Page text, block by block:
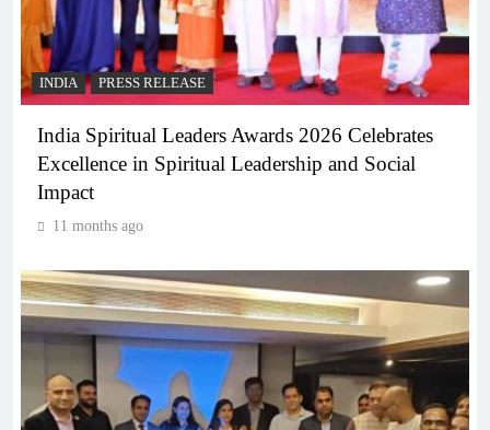
INDIA PRESS RELEASE
India Spiritual Leaders Awards 2026 Celebrates
Excellence in Spiritual Leadership and Social
Impact
11 months ago